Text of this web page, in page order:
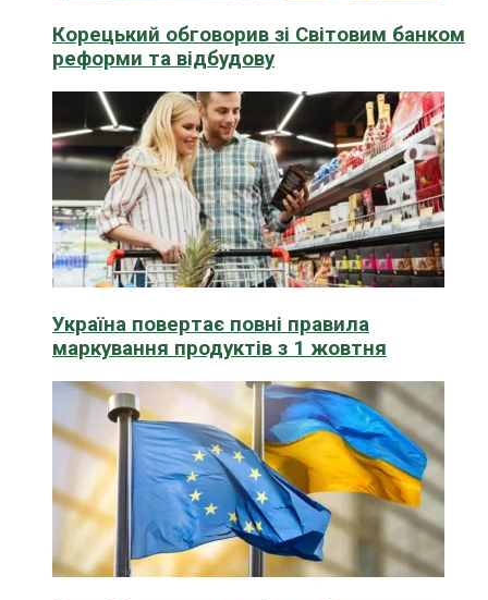
Корецький обговорив зі Світовим банком
реформи та відбудову
Україна повертає повні правила
маркування продуктів з 1 жовтня